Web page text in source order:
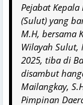
Pejabat
(Sulut) yang
M.H, bersama
Wilayah Sulut,
2025, tiba di
disambut
Mailangkay,
Pimpinan